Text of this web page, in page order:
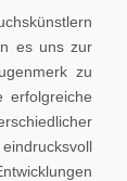
es uns zur
zu
erfolgreiche